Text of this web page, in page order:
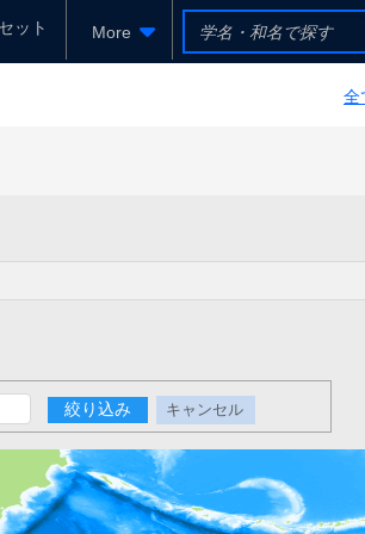
ット More
全
絞り込み キャンセル